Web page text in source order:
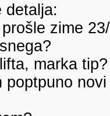
detalja:
zime
marka tip?
poptpuno